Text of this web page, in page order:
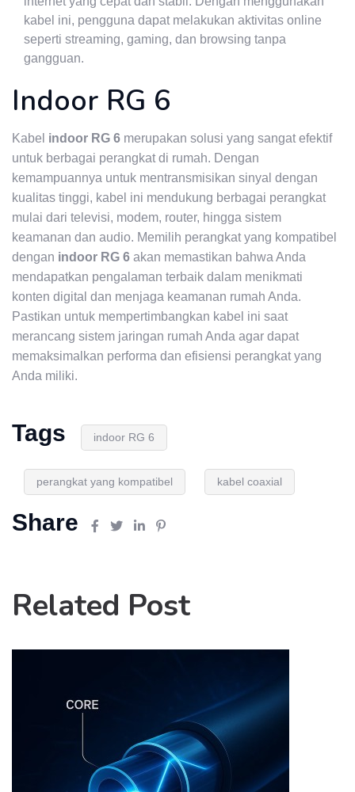
kabel ini, pengguna dapat melakukan aktivitas online
seperti streaming, gaming, dan browsing tanpa
gangguan.
Indoor RG 6
Kabel indoor RG 6 merupakan solusi yang sangat efektif
untuk berbagai perangkat di rumah. Dengan
kemampuannya untuk mentransmisikan sinyal dengan
kualitas tinggi, kabel ini mendukung berbagai perangkat
mulai dari televisi, modem, router, hingga sistem
keamanan dan audio. Memilih perangkat yang kompatibel
dengan indoor RG 6 akan memastikan bahwa Anda
mendapatkan pengalaman terbaik dalam menikmati
konten digital dan menjaga keamanan rumah Anda.
Pastikan untuk mempertimbangkan kabel ini saat
merancang sistem jaringan rumah Anda agar dapat
memaksimalkan performa dan efisiensi perangkat yang
Anda miliki.
Tags indoor RG 6
perangkat yang kompatibel kabel coaxial
Share
Related Post